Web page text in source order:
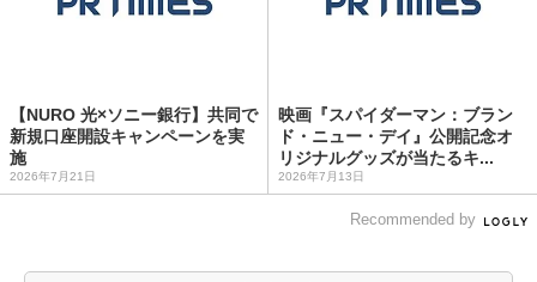
【NURO 光×ソニー銀行】共同で
新規口座開設キャンペーンを実
施
2026年7月21日
映画『スパイダーマン：ブラン
ド・ニュー・デイ』公開記念オ
リジナルグッズが当たるキ...
2026年7月13日
Recommended by